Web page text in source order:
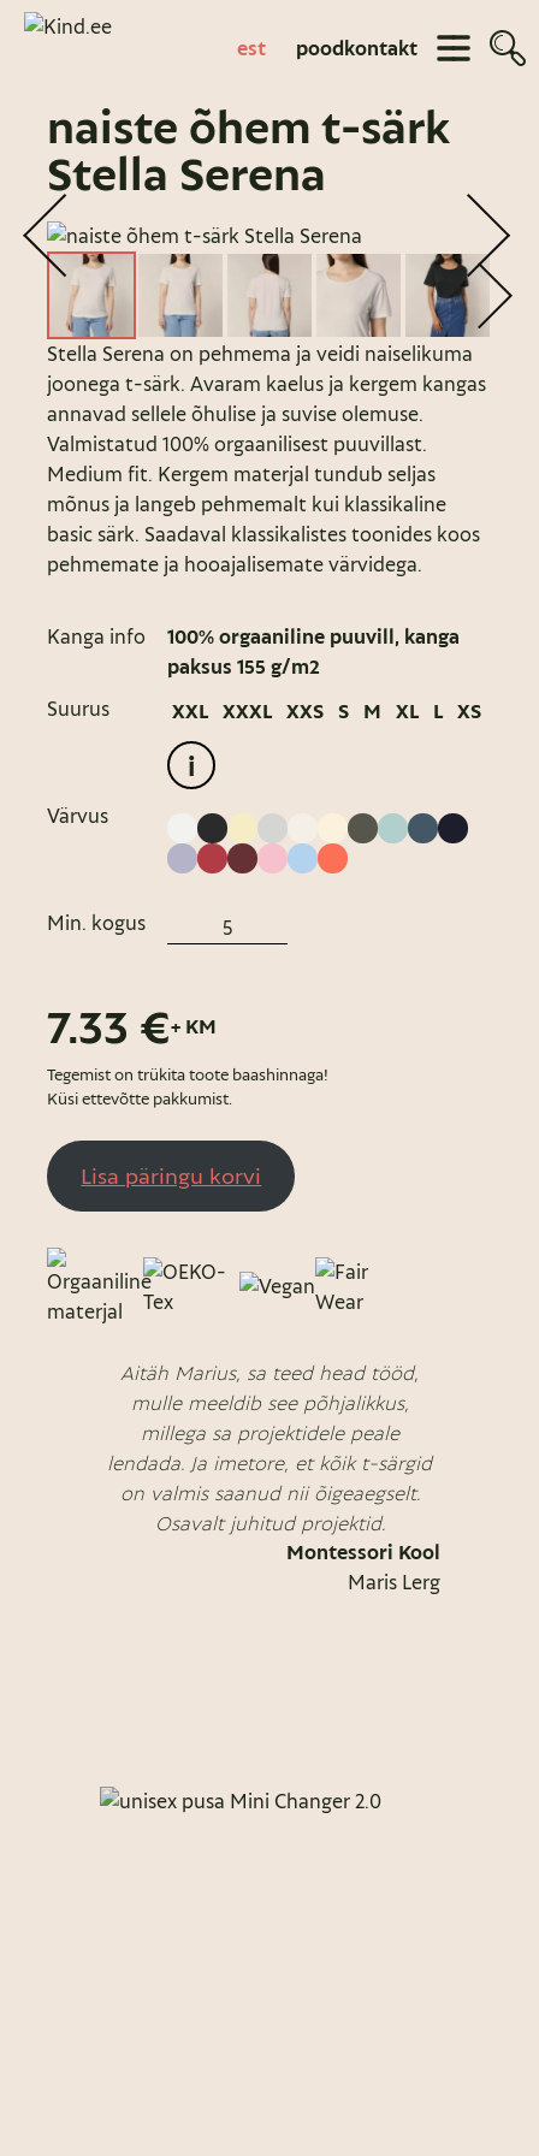
est poodkontakt
naiste õhem t-särk
Stella Serena
Stella Serena on pehmema ja veidi naiselikuma
joonega t-särk. Avaram kaelus ja kergem kangas
annavad sellele õhulise ja suvise olemuse.
Valmistatud 100% orgaanilisest puuvillast.
Medium fit. Kergem materjal tundub seljas
mõnus ja langeb pehmemalt kui klassikaline
basic särk. Saadaval klassikalistes toonides koos
pehmemate ja hooajalisemate värvidega.
Kanga info
100% orgaaniline puuvill, kanga
paksus 155 g/m2
Suurus
XXL XXXL XXS S M XL L XS
i
Värvus
Min. kogus
7.33 €+ KM
Tegemist on trükita toote baashinnaga!
Küsi ettevõtte pakkumist.
Lisa päringu korvi
Aitäh Marius, sa teed head tööd,
mulle meeldib see põhjalikkus,
millega sa projektidele peale
lendada. Ja imetore, et kõik t-särgid
on valmis saanud nii õigeaegselt.
Osavalt juhitud projektid.
Montessori Kool
Maris Lerg